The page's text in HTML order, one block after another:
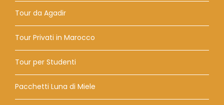
Tour da Agadir
Tour Privati ​​in Marocco
Tour per Studenti
Pacchetti Luna di Miele